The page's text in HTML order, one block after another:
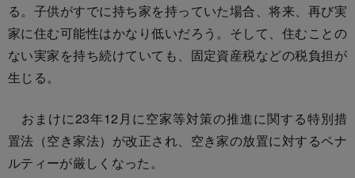
る。子供がすでに持ち家を持っていた場合、将来、再び実
家に住む可能性はかなり低いだろう。そして、住むことの
ない実家を持ち続けていても、固定資産税などの税負担が
生じる。
おまけに23年12月に空家等対策の推進に関する特別措
置法（空き家法）が改正され、空き家の放置に対するペナ
ルティーが厳しくなった。